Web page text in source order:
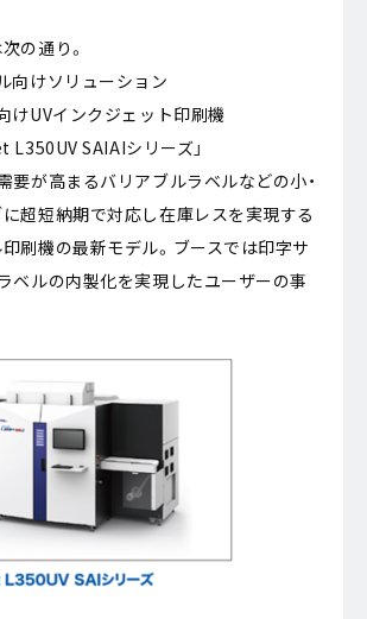
の通り。
向けソリューション
けUVインクジェット印刷機
L350UV SAIAIシリーズ」
要が高まるバリアブルラベルなどの小・
超短納期で対応し在庫レスを実現する
刷機の最新モデル。ブースでは印字サ
ベルの内製化を実現したユーザーの事